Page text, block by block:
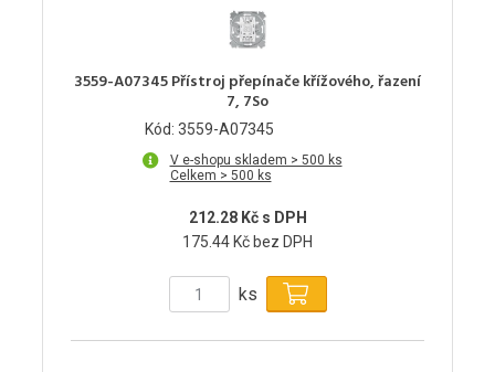
3559-A07345 Přístroj přepínače křížového, řazení
7, 7So
Kód: 3559-A07345
V e-shopu skladem > 500 ks
Celkem > 500 ks
212.28 Kč s DPH
175.44 Kč bez DPH
ks